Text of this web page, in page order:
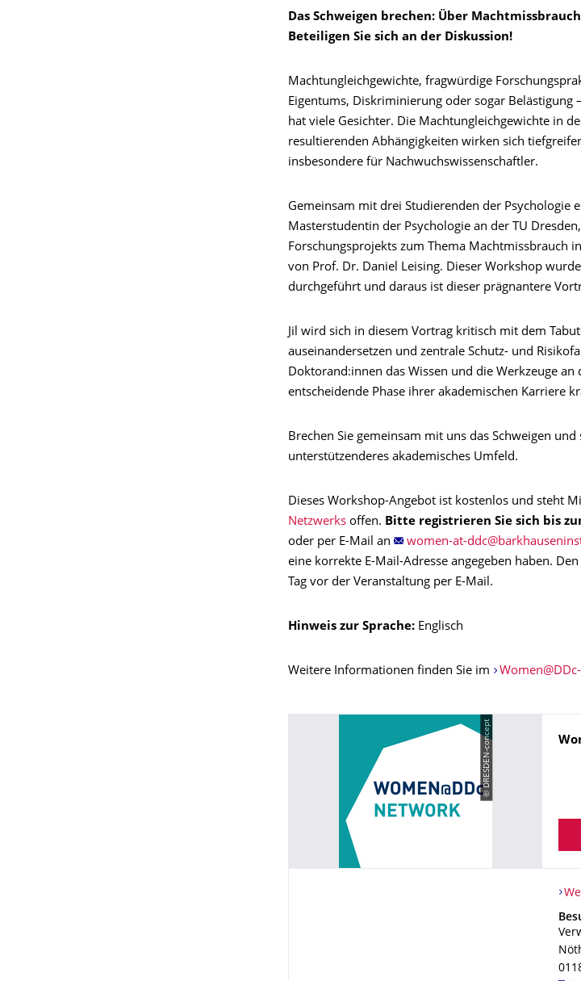
Das Schweigen brechen: Über
Beteiligen Sie sich an der Diskussion!
Machtungleichgewichte, fragwürdige
Eigentums, Diskriminierung oder sogar Belästigung
hat viele Gesichter. Die Machtungleichgewichte in
resultierenden Abhängigkeiten wirken sich
insbesondere für Nachwuchswissenschaftler.
Gemeinsam mit drei Studierenden der Psychologie
Masterstudentin der Psychologie an der TU
Forschungsprojekts zum Thema Machtmissbrauch
von Prof. Dr. Daniel Leising. Dieser Workshop
durchgeführt und daraus ist dieser prägnantere
Jil wird sich in diesem Vortrag kritisch mit dem
auseinandersetzen und zentrale Schutz- und
Doktorand:innen das Wissen und die Werkzeuge an
entscheidende Phase ihrer akademischen Karriere
Brechen Sie gemeinsam mit uns das Schweigen und
unterstützenderes akademisches Umfeld.
Dieses Workshop-Angebot ist kostenlos und steht
Netzwerks offen. Bitte registrieren Sie sich bis
oder per E-Mail an
eine korrekte E-Mail-Adresse angegeben haben.
Tag vor der Veranstaltung per E-Mail.
Hinweis zur Sprache: Englisch
Weitere Informationen finden Sie im
© DRESDEN-concept